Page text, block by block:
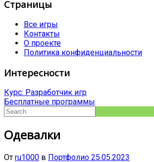
Страницы
Все игры
Контакты
О проекте
Политика конфиденциальности
Интересности
Курс: Разработчик игр
Бесплатные программы
Одевалки
От ru1000 в Портфолио 25.05.2023